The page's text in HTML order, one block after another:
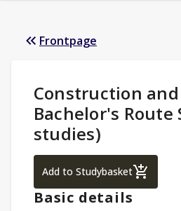
Frontpage
Study Details :
Construction
Bachelor's
studies)
Add to Studybasket
Construction
Basic details